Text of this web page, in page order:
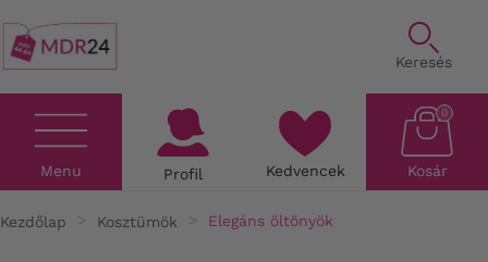
Keresés
Menu Profil Kedvencek Kosár
0
Kezdőlap Kosztümök Elegáns öltönyök